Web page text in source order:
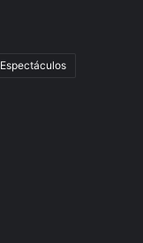
Espectáculos